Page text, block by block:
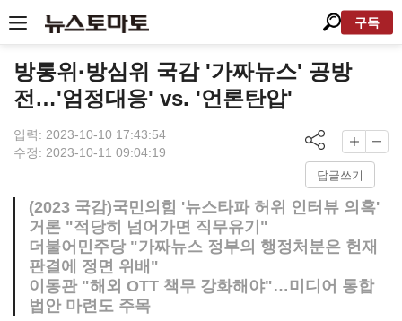
구독
방통위·방심위 국감 '가짜뉴스' 공방
전…'엄정대응' vs. '언론탄압'
입력: 2023-10-10 17:43:54
수정: 2023-10-11 09:04:19
답글쓰기
(2023 국감)국민의힘 '뉴스타파 허위 인터뷰 의혹'
거론 "적당히 넘어가면 직무유기"
더불어민주당 "가짜뉴스 정부의 행정처분은 헌재
판결에 정면 위배"
이동관 "해외 OTT 책무 강화해야"…미디어 통합
법안 마련도 주목